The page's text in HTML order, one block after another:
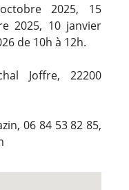
2025, 15
2025, 10 janvier
de 10h à 12h.
Joffre, 22200
06 84 53 82 85,